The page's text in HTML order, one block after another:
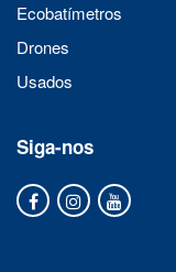
Ecobatímetros
Drones
Usados
Siga-nos